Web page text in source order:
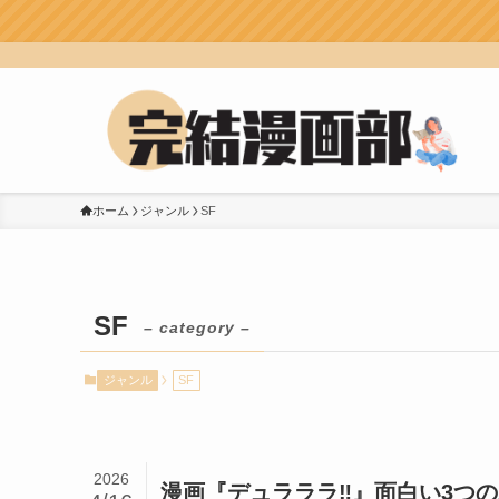
ホーム ジャンル SF
SF – category –
ジャンル SF
漫画『デュラララ‼』面白い3つ
2026